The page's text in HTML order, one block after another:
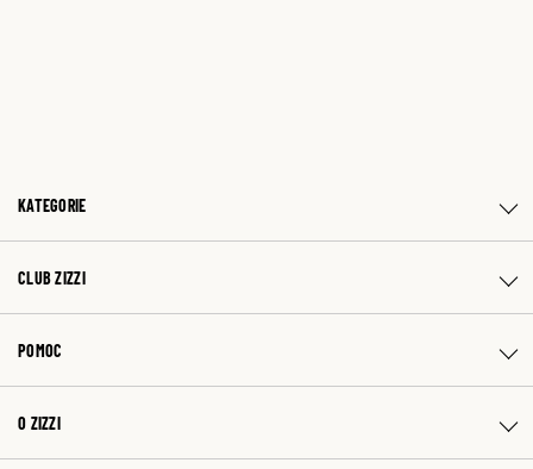
KATEGORIE
CLUB ZIZZI
POMOC
O ZIZZI